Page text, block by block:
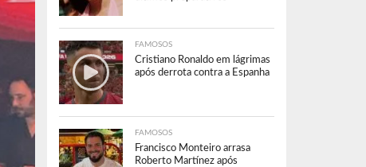
FAMOSOS
Cristiano Ronaldo em lágrimas
após derrota contra a Espanha
FAMOSOS
Francisco Monteiro arrasa
Roberto Martínez após